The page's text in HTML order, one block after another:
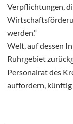
Verpflichtungen,
werden."
Welt, auf dessen
Ruhrgebiet
Personalrat des
auffordern, künftig